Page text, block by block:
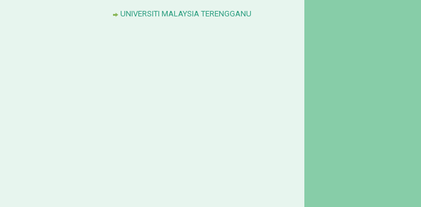
UNIVERSITI MALAYSIA TERENGGANU